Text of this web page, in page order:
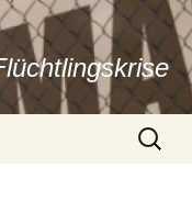
Suche
nach: